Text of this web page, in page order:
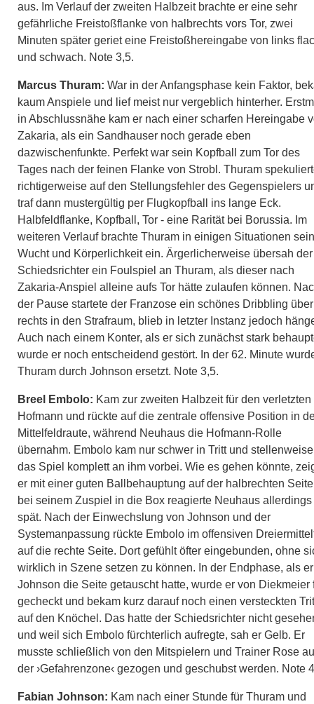
aus. Im Verlauf der zweiten Halbzeit brachte er eine sehr
gefährliche Freistoßflanke von halbrechts vors Tor, zwei
Minuten später geriet eine Freistoßhereingabe von links
und schwach. Note 3,5.
Marcus Thuram: War in der Anfangsphase kein Faktor,
kaum Anspiele und lief meist nur vergeblich hinterher.
in Abschlussnähe kam er nach einer scharfen Hereingabe
Zakaria, als ein Sandhauser noch gerade eben
dazwischenfunkte. Perfekt war sein Kopfball zum Tor des
Tages nach der feinen Flanke von Strobl. Thuram
richtigerweise auf den Stellungsfehler des Gegenspielers
traf dann mustergültig per Flugkopfball ins lange Eck.
Halbfeldflanke, Kopfball, Tor - eine Rarität bei Borussia. Im
weiteren Verlauf brachte Thuram in einigen Situationen
Wucht und Körperlichkeit ein. Ärgerlicherweise übersah der
Schiedsrichter ein Foulspiel an Thuram, als dieser nach
Zakaria-Anspiel alleine aufs Tor hätte zulaufen können.
der Pause startete der Franzose ein schönes Dribbling über
rechts in den Strafraum, blieb in letzter Instanz jedoch
Auch nach einem Konter, als er sich zunächst stark
wurde er noch entscheidend gestört. In der 62. Minute
Thuram durch Johnson ersetzt. Note 3,5.
Breel Embolo: Kam zur zweiten Halbzeit für den verletzten
Hofmann und rückte auf die zentrale offensive Position in
Mittelfeldraute, während Neuhaus die Hofmann-Rolle
übernahm. Embolo kam nur schwer in Tritt und
das Spiel komplett an ihm vorbei. Wie es gehen könnte,
er mit einer guten Ballbehauptung auf der halbrechten
bei seinem Zuspiel in die Box reagierte Neuhaus allerdings
spät. Nach der Einwechslung von Johnson und der
Systemanpassung rückte Embolo im offensiven
auf die rechte Seite. Dort gefühlt öfter eingebunden, ohne
wirklich in Szene setzen zu können. In der Endphase, als
Johnson die Seite getauscht hatte, wurde er von Diekmeier
gecheckt und bekam kurz darauf noch einen versteckten
auf den Knöchel. Das hatte der Schiedsrichter nicht
und weil sich Embolo fürchterlich aufregte, sah er Gelb. Er
musste schließlich von den Mitspielern und Trainer Rose
der ›Gefahrenzone‹ gezogen und geschubst werden. Note
Fabian Johnson: Kam nach einer Stunde für Thuram und